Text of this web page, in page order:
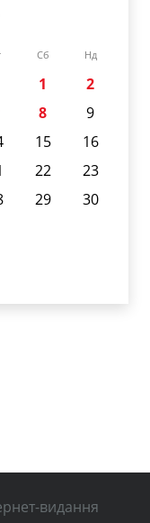
Сб Нд
1
2
8
9
15
16
22
23
29
30
видання